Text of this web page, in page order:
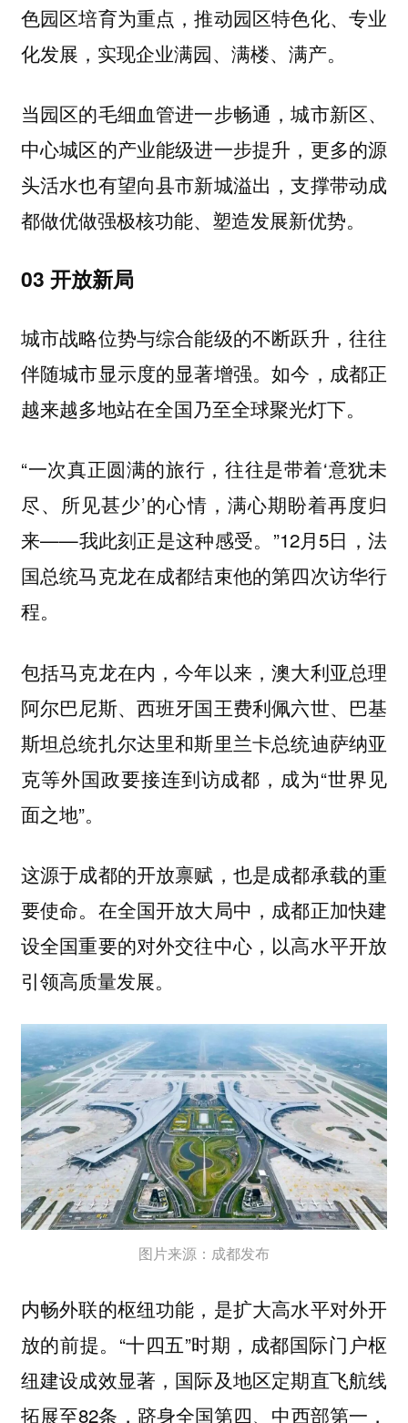
色园区培育为重点，推动园区特色化、专业
化发展，实现企业满园、满楼、满产。
当园区的毛细血管进一步畅通，城市新区、
中心城区的产业能级进一步提升，更多的源
头活水也有望向县市新城溢出，支撑带动成
都做优做强极核功能、塑造发展新优势。
03 开放新局
城市战略位势与综合能级的不断跃升，往往
伴随城市显示度的显著增强。如今，成都正
越来越多地站在全国乃至全球聚光灯下。
“一次真正圆满的旅行，往往是带着‘意犹未
尽、所见甚少’的心情，满心期盼着再度归
来——我此刻正是这种感受。”12月5日，法
国总统马克龙在成都结束他的第四次访华行
程。
包括马克龙在内，今年以来，澳大利亚总理
阿尔巴尼斯、西班牙国王费利佩六世、巴基
斯坦总统扎尔达里和斯里兰卡总统迪萨纳亚
克等外国政要接连到访成都，成为“世界见
面之地”。
这源于成都的开放禀赋，也是成都承载的重
要使命。在全国开放大局中，成都正加快建
设全国重要的对外交往中心，以高水平开放
引领高质量发展。
图片来源：成都发布
内畅外联的枢纽功能，是扩大高水平对外开
放的前提。“十四五”时期，成都国际门户枢
纽建设成效显著，国际及地区定期直飞航线
拓展至82条，跻身全国第四、中西部第一，